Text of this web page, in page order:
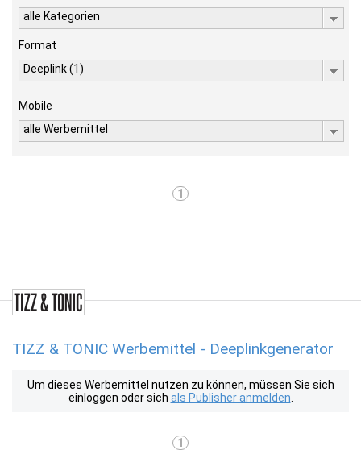
alle Kategorien
Format
Deeplink (1)
Mobile
alle Werbemittel
1
TIZZ & TONIC Werbemittel - Deeplinkgenerator
Um dieses Werbemittel nutzen zu können, müssen Sie sich
einloggen oder sich als Publisher anmelden
1